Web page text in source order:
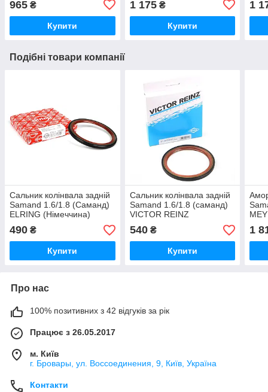
965 ₴
Купити
1 175₴
Купити
1
Подібні товари компанії
Сальник колінвала задній
Samand 1.6/1.8 (Саманд)
ELRING (Німеччина)
490 ₴
Купити
Сальник колінвала задній
Samand 1.6/1.8 (саманд)
VICTOR REINZ
(Німеччина)
540₴
Купити
1
Про нас
100% позитивних з 42 відгуків за рік
Працює з 26.05.2017
м. Київ
г. Бровары, ул. Воссоединения, 9, Київ, Україна
Контакти